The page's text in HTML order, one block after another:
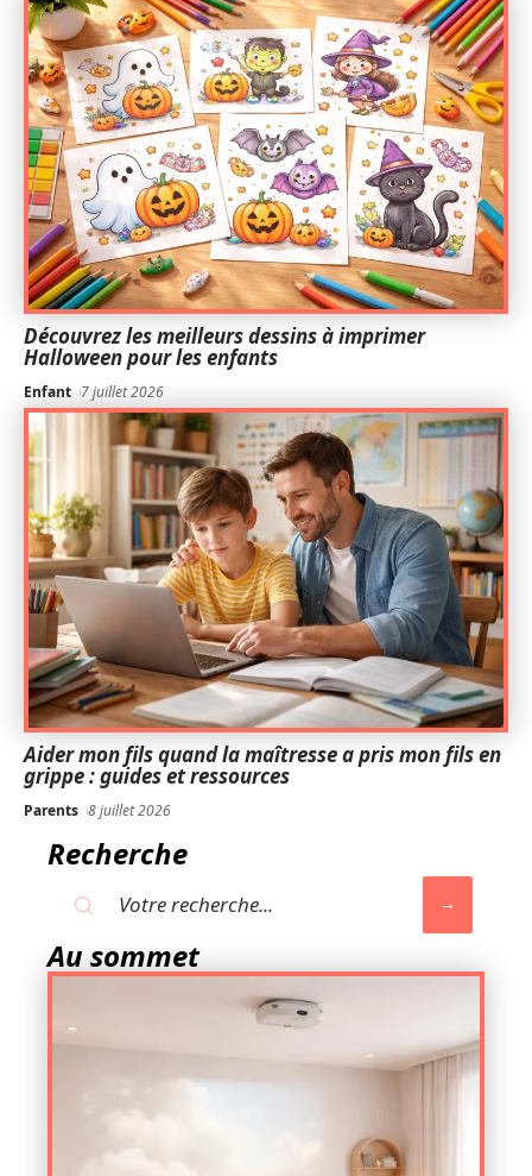
Découvrez les meilleurs dessins à imprimer
Halloween pour les enfants
Enfant 7 juillet 2026
Aider mon fils quand la maîtresse a pris mon fils en
grippe : guides et ressources
Parents 8 juillet 2026
Recherche
Au sommet